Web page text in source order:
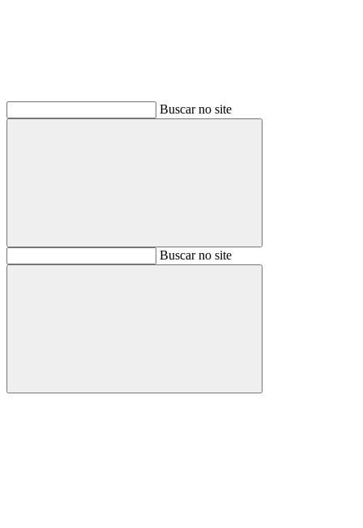
Buscar no site
BuscarBuscar no site
Buscar